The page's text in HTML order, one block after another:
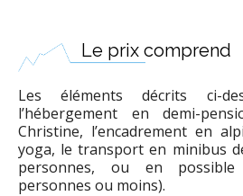
Le prix comprend
Les éléments décrits ci-
l’hébergement en demi-
Christine, l’encadrement en
yoga, le transport en minibus
personnes, ou en
personnes ou moins).